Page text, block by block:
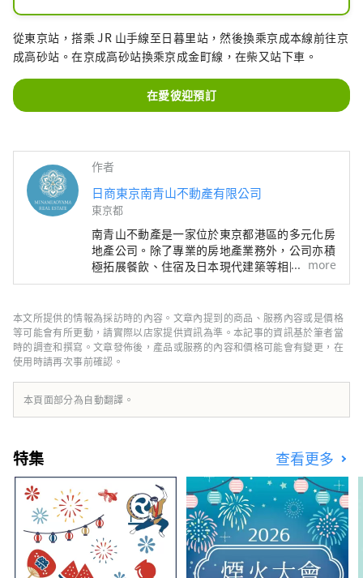
物區和歷史建築。這裡也是熱門的旅遊
景點，車站內外有各種商店和餐館，將
歷史氛圍與現代喧囂融為一體。
從東京站，搭乘 JR 山手線至日暮里站，然後換乘京成本線前往京
成高砂站。在京成高砂站換乘京成金町線，在柴又站下車。
在愛彼迎預訂
作者
日商東京南青山不動產有限公司
東京都
南青山不動產是一家位於東京都港區的多元化房
地產公司。除了專業的房地產業務外，公司亦積
極拓展餐飲、住宿及日本現代建築等相關服務。
旗下於日本當地營運的旅宿事業，以「向世界推
過結合建築、飲食與工藝等元素，打造能夠透過
五感全方位體驗的文化娛樂空間。 旅客可在融
合現代日式建築美學的空間中，享受獨特的住宿
體驗；亦可造訪位於東京乃木坂、以1900年左
右──象徵西方文化初入日本的年代──為靈感
所設計的西式建築風格咖啡廳，品味精緻餐點；
more
本文所提供的情報為採訪時的內容。文章內提到的商品、服務內容或是價格
等可能會有所更動，請實際以店家提供資訊為準。本記事的資訊基於筆者當
時的調查和撰寫。文章發佈後，產品或服務的內容和價格可能會有變更，在
使用時請再次事前確認。
本頁面部分為自動翻譯。
特集 查看更多